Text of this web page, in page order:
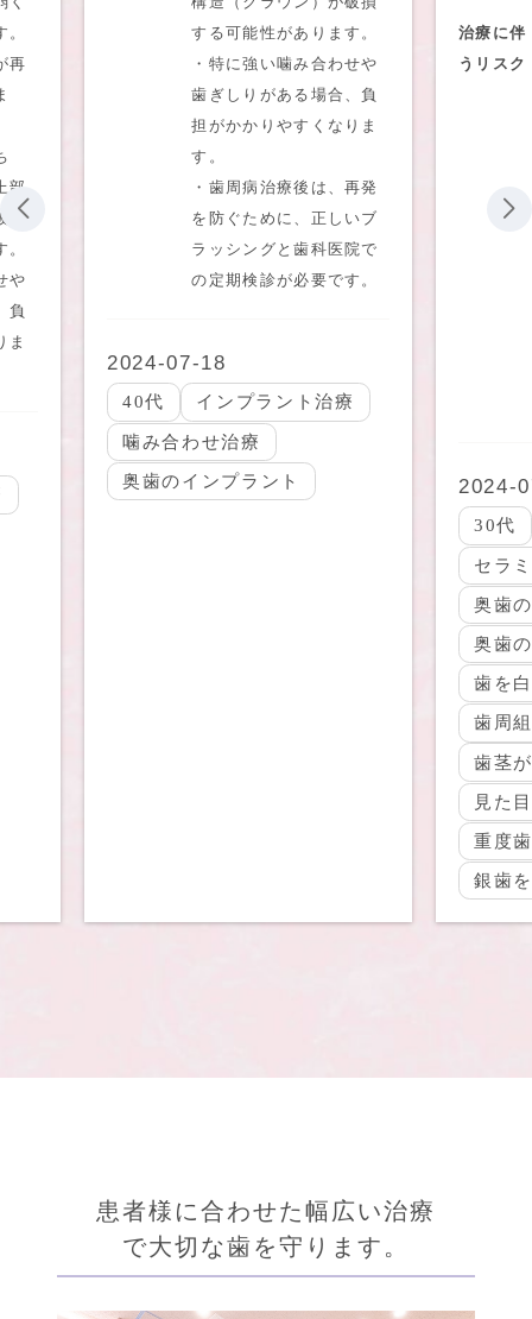
再
部
損
や
負
ま
する可能性があります。
・特に強い噛み合わせや
歯ぎしりがある場合、負
担がかかりやすくなりま
す。
・歯周病治療後は、再発
を防ぐために、正しいブ
ラッシングと歯科医院で
の定期検診が必要です。
2024-07-18
40代
インプラント治療
噛み合わせ治療
奥歯のインプラント
治療に伴
うリスク
2024-
30代
セラ
奥歯
奥歯
歯を
歯周
歯茎
見た
重度
銀歯
患者様に合わせた幅広い治療
で大切な歯を守ります。